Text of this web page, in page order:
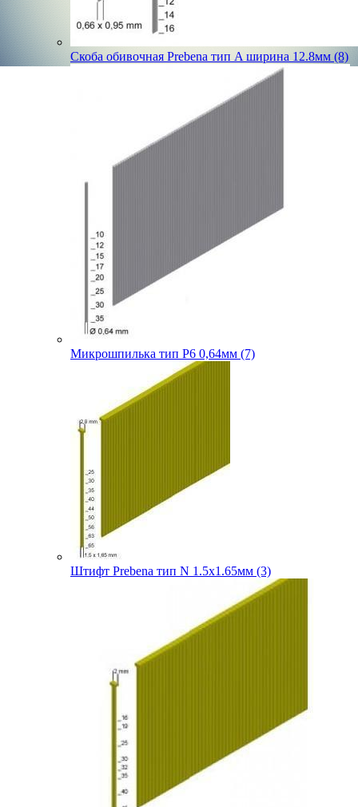
Скоба обивочная Prebena тип A ширина 12.8мм (8)
Микрошпилька тип P6 0,64мм (7)
Штифт Prebena тип N 1.5х1.65мм (3)